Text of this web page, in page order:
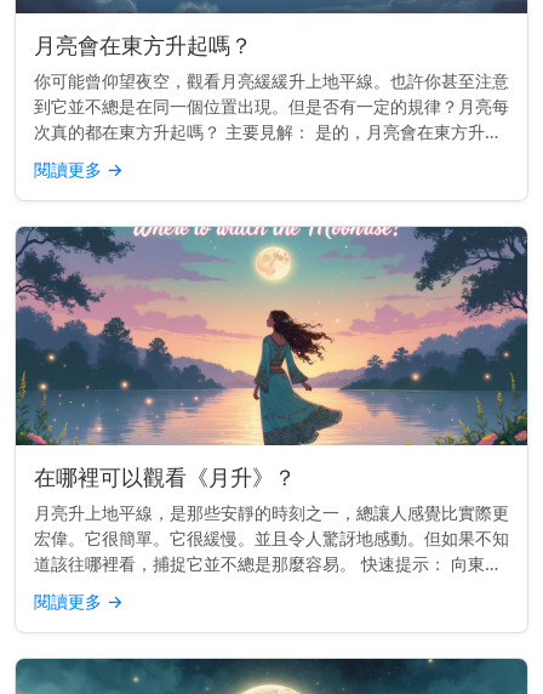
月亮會在東方升起嗎？
你可能曾仰望夜空，觀看月亮緩緩升上地平線。也許你甚至注意
到它並不總是在同一個位置出現。但是否有一定的規律？月亮每
次真的都在東方升起嗎？ 主要見解： 是的，月亮會在東方升起
——或非常接近東方——就像太陽一樣。 為什麼月亮會跟隨東
方 這一切都與...
閱讀更多 →
在哪裡可以觀看《月升》？
月亮升上地平線，是那些安靜的時刻之一，總讓人感覺比實際更
宏偉。它很簡單。它很緩慢。並且令人驚訝地感動。但如果不知
道該往哪裡看，捕捉它並不總是那麼容易。 快速提示： 向東方
望去，視野要清楚。較高的地勢或面向開闊天空的海灘效果最
佳。 為何這個位...
閱讀更多 →